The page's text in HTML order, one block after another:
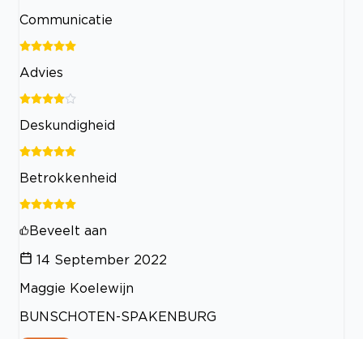
Communicatie
Advies
Deskundigheid
Betrokkenheid
Beveelt aan
14 September 2022
Maggie Koelewijn
BUNSCHOTEN-SPAKENBURG